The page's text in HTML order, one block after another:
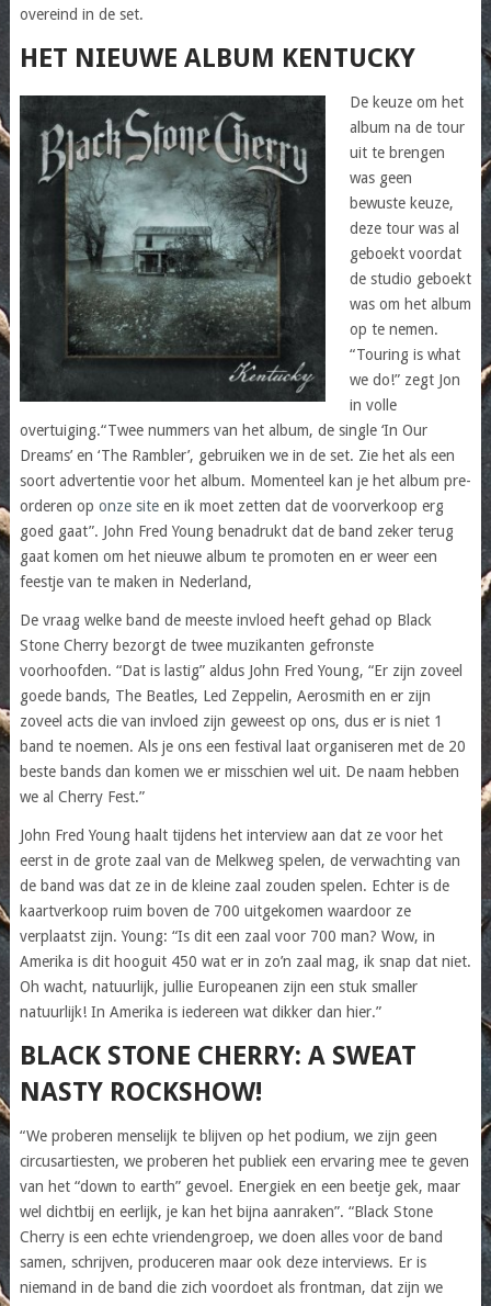
overeind in de set.
HET NIEUWE ALBUM KENTUCKY
De keuze om het
album na de tour
uit te brengen
was geen
bewuste keuze,
deze tour was al
geboekt voordat
de studio geboekt
was om het album
op te nemen.
“Touring is what
we do!” zegt Jon
in volle
overtuiging.“Twee nummers van het album, de single ‘In Our
Dreams’ en ‘The Rambler’, gebruiken we in de set. Zie het als een
soort advertentie voor het album. Momenteel kan je het album pre-
orderen op onze siteen ik moet zetten dat de voorverkoop erg
goed gaat”. John Fred Young benadrukt dat de band zeker terug
gaat komen om het nieuwe album te promoten en er weer een
feestje van te maken in Nederland,
De vraag welke band de meeste invloed heeft gehad op Black
Stone Cherry bezorgt de twee muzikanten gefronste
voorhoofden. “Dat is lastig” aldus John Fred Young, “Er zijn zoveel
goede bands, The Beatles, Led Zeppelin, Aerosmith en er zijn
zoveel acts die van invloed zijn geweest op ons, dus er is niet 1
band te noemen. Als je ons een festival laat organiseren met de 20
beste bands dan komen we er misschien wel uit. De naam hebben
we al Cherry Fest.”
John Fred Young haalt tijdens het interview aan dat ze voor het
eerst in de grote zaal van de Melkweg spelen, de verwachting van
de band was dat ze in de kleine zaal zouden spelen. Echter is de
kaartverkoop ruim boven de 700 uitgekomen waardoor ze
verplaatst zijn. Young: “Is dit een zaal voor 700 man? Wow, in
Amerika is dit hooguit 450 wat er in zo’n zaal mag, ik snap dat niet.
Oh wacht, natuurlijk, jullie Europeanen zijn een stuk smaller
natuurlijk! In Amerika is iedereen wat dikker dan hier.”
BLACK STONE CHERRY: A SWEAT
NASTY ROCKSHOW!
“We proberen menselijk te blijven op het podium, we zijn geen
circusartiesten, we proberen het publiek een ervaring mee te geven
van het “down to earth” gevoel. Energiek en een beetje gek, maar
wel dichtbij en eerlijk, je kan het bijna aanraken”. “Black Stone
Cherry is een echte vriendengroep, we doen alles voor de band
samen, schrijven, produceren maar ook deze interviews. Er is
niemand in de band die zich voordoet als frontman, dat zijn we